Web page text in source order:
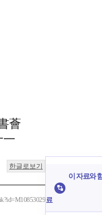
薈
一
한글로보기
이 자료와
료